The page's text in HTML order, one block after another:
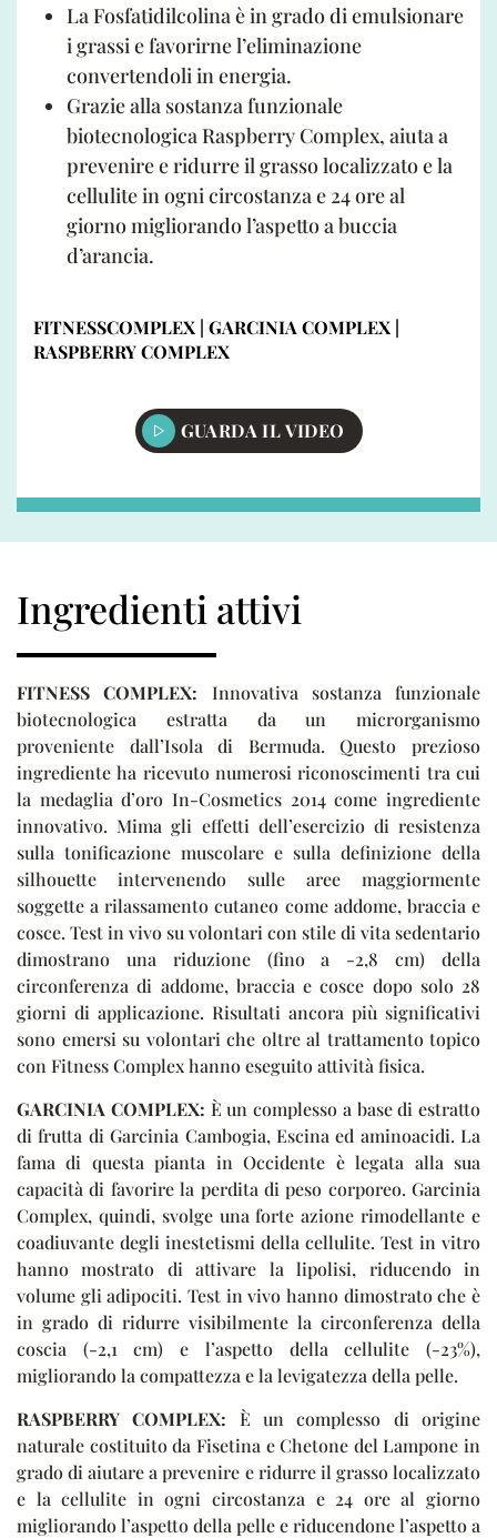
La Fosfatidilcolina è in grado di emulsionare
i grassi e favorirne l’eliminazione
convertendoli in energia.
Grazie alla sostanza funzionale
biotecnologica Raspberry Complex, aiuta a
prevenire e ridurre il grasso localizzato e la
cellulite in ogni circostanza e 24 ore al
giorno migliorando l’aspetto a buccia
d’arancia.
FITNESSCOMPLEX | GARCINIA COMPLEX |
RASPBERRY COMPLEX
GUARDA IL VIDEO
Ingredienti attivi
FITNESS COMPLEX: Innovativa sostanza funzionale
biotecnologica estratta da un microrganismo
proveniente dall’Isola di Bermuda. Questo prezioso
ingrediente ha ricevuto numerosi riconoscimenti tra cui
la medaglia d’oro In-Cosmetics 2014 come ingrediente
innovativo. Mima gli effetti dell’esercizio di resistenza
sulla tonificazione muscolare e sulla definizione della
silhouette intervenendo sulle aree maggiormente
soggette a rilassamento cutaneo come addome, braccia e
cosce. Test in vivo su volontari con stile di vita sedentario
dimostrano una riduzione (fino a -2,8 cm) della
circonferenza di addome, braccia e cosce dopo solo 28
giorni di applicazione. Risultati ancora più significativi
sono emersi su volontari che oltre al trattamento topico
con Fitness Complex hanno eseguito attività fisica.
GARCINIA COMPLEX: È un complesso a base di estratto
di frutta di Garcinia Cambogia, Escina ed aminoacidi. La
fama di questa pianta in Occidente è legata alla sua
capacità di favorire la perdita di peso corporeo. Garcinia
Complex, quindi, svolge una forte azione rimodellante e
coadiuvante degli inestetismi della cellulite. Test in vitro
hanno mostrato di attivare la lipolisi, riducendo in
volume gli adipociti. Test in vivo hanno dimostrato che è
in grado di ridurre visibilmente la circonferenza della
coscia (-2,1 cm) e l’aspetto della cellulite (-23%),
migliorando la compattezza e la levigatezza della pelle.
RASPBERRY COMPLEX: È un complesso di origine
naturale costituito da Fisetina e Chetone del Lampone in
grado di aiutare a prevenire e ridurre il grasso localizzato
e la cellulite in ogni circostanza e 24 ore al giorno
migliorando l’aspetto della pelle e riducendone l’aspetto a